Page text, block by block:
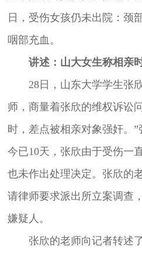
日，受伤女孩仍未出院：颈
咽部充血。
讲述：山大女生称相亲
28日，山东大学学生张
师，商量着张欣的维权诉讼
时，差点被相亲对象强奸。
今已10天，张欣由于受伤一
也未作出处理决定。张欣的
请律师要求派出所立案调查
嫌疑人。
张欣的老师向记者转述了